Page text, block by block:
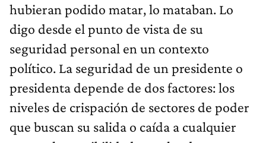
hubieran podido matar, lo mataban. Lo
digo desde el punto de vista de su
seguridad personal en un contexto
político. La seguridad de un presidente o
presidenta depende de dos factores: los
niveles de crispación de sectores de poder
que buscan su salida o caída a cualquier